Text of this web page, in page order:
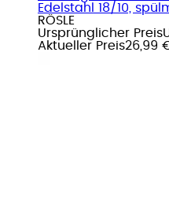
Edelstahl 18/10,
RÖSLE
Ursprünglicher Preis
Aktueller Preis26,99